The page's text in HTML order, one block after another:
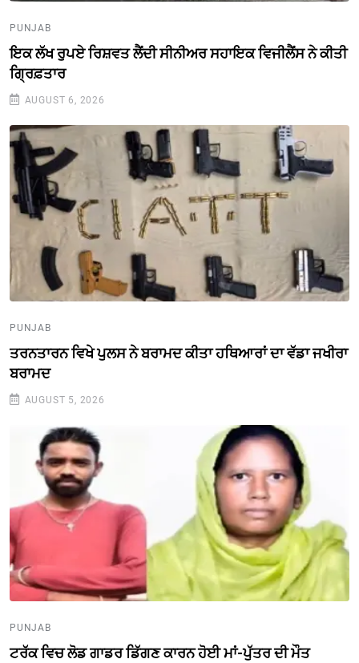
PUNJAB
ਇਕ ਲੱਖ ਰੁਪਏ ਰਿਸ਼ਵਤ ਲੈਂਦੀ ਸੀਨੀਅਰ ਸਹਾਇਕ ਵਿਜੀਲੈਂਸ ਨੇ ਕੀਤੀ
ਗ੍ਰਿਫ਼ਤਾਰ
AUGUST 6, 2026
PUNJAB
ਤਰਨਤਾਰਨ ਵਿਖੇ ਪੁਲਸ ਨੇ ਬਰਾਮਦ ਕੀਤਾ ਹਥਿਆਰਾਂ ਦਾ ਵੱਡਾ ਜਖੀਰਾ
ਬਰਾਮਦ
AUGUST 5, 2026
PUNJAB
ਟਰੱਕ ਵਿਚ ਲੋਡ ਗਾਡਰ ਡਿੱਗਣ ਕਾਰਨ ਹੋਈ ਮਾਂ-ਪੁੱਤਰ ਦੀ ਮੌਤ